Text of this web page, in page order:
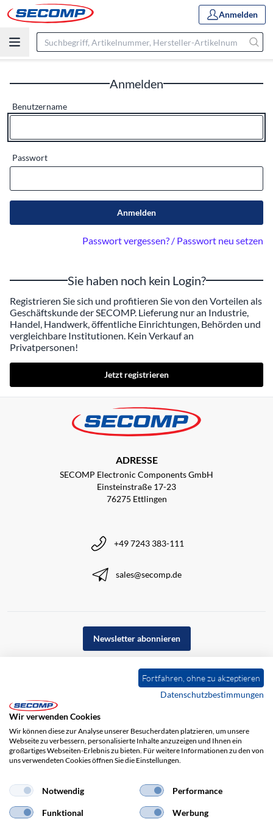
Anmelden
Anmelden
Benutzername
Passwort
Anmelden
Passwort vergessen? / Passwort neu setzen
Sie haben noch kein Login?
Registrieren Sie sich und profitieren Sie von den Vorteilen als
Geschäftskunde der SECOMP. Lieferung nur an Industrie,
Handel, Handwerk, öffentliche Einrichtungen, Behörden und
vergleichbare Institutionen. Kein Verkauf an
Privatpersonen!
Jetzt registrieren
ADRESSE
SECOMP Electronic Components GmbH
Einsteinstraße 17-23
76275 Ettlingen
+49 7243 383-111
sales@secomp.de
Newsletter abonnieren
Impressum Haftungsausschluss
Fortfahren, ohne zu akzeptieren
Datenschutzbestimmungen
Wir verwenden Cookies
Wir können diese zur Analyse unserer Besucherdaten platzieren, um unsere
Webseite zu verbessern, personalisierte Inhalte anzuzeigen und Ihnen ein
großartiges Webseiten-Erlebnis zu bieten. Für weitere Informationen zu den von
uns verwendeten Cookies öffnen Sie die Einstellungen.
Notwendig Performance
Funktional Werbung